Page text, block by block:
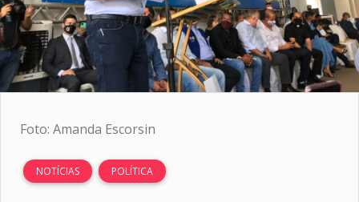
Foto: Amanda Escorsin
NOTÍCIAS POLÍTICA